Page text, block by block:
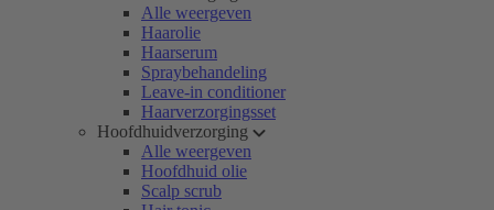
Alle weergeven
Haarolie
Haarserum
Spraybehandeling
Leave-in conditioner
Haarverzorgingsset
Hoofdhuidverzorging
Alle weergeven
Hoofdhuid olie
Scalp scrub